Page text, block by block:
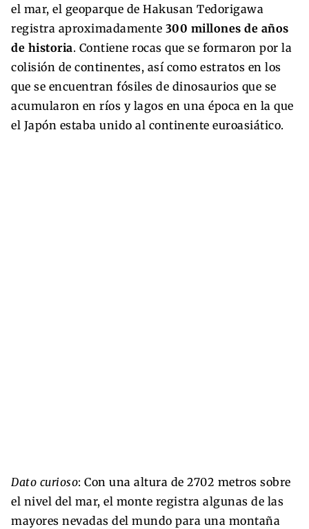
el mar, el geoparque de Hakusan Tedorigawa
registra aproximadamente 300 millones de años
de historia. Contiene rocas que se formaron por la
colisión de continentes, así como estratos en los
que se encuentran fósiles de dinosaurios que se
acumularon en ríos y lagos en una época en la que
el Japón estaba unido al continente euroasiático.
Dato curioso: Con una altura de 2702 metros sobre
el nivel del mar, el monte registra algunas de las
mayores nevadas del mundo para una montaña